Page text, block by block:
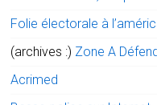
Folie électorale à
(archives :) Zone A
Acrimed